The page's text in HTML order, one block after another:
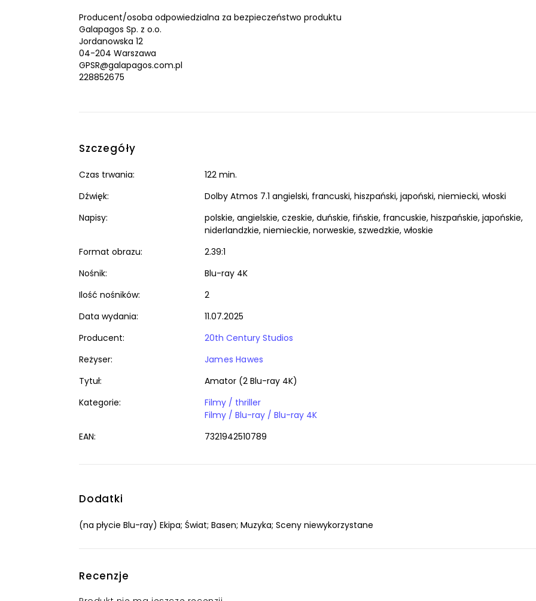
Producent/osoba odpowiedzialna za bezpieczeństwo produktu
Galapagos Sp. z o.o.
Jordanowska 12
04-204 Warszawa
GPSR@galapagos.com.pl
228852675
Szczegóły
Czas trwania:
122 min.
Dźwięk:
Dolby Atmos 7.1 angielski, francuski, hiszpański, japoński, niemiecki, włoski
Napisy:
polskie, angielskie, czeskie, duńskie, fińskie, francuskie, hiszpańskie, japońskie,
niderlandzkie, niemieckie, norweskie, szwedzkie, włoskie
Format obrazu:
2.39:1
Nośnik:
Blu-ray 4K
Ilość nośników:
2
Data wydania:
11.07.2025
Producent:
20th Century Studios
Reżyser:
James Hawes
Tytuł:
Amator (2 Blu-ray 4K)
Kategorie:
Filmy / thriller
Filmy / Blu-ray / Blu-ray 4K
EAN:
7321942510789
Dodatki
(na płycie Blu-ray) Ekipa; Świat; Basen; Muzyka; Sceny niewykorzystane
Recenzje